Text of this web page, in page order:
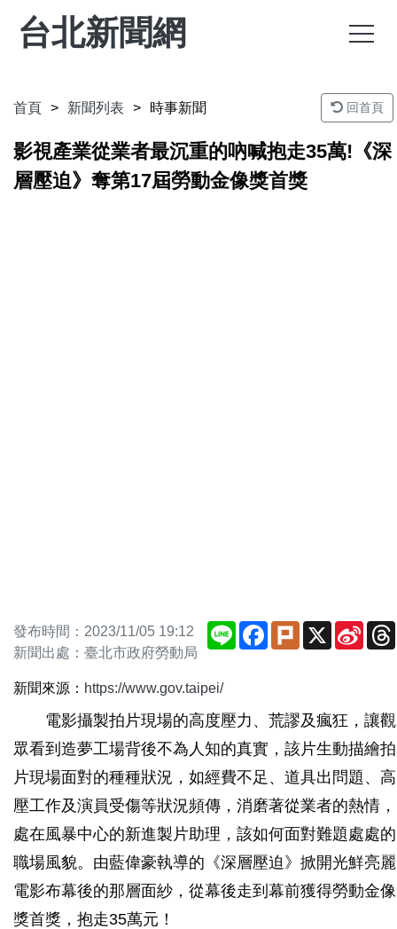
台北新聞網
首頁 新聞列表 時事新聞 回首頁
影視產業從業者最沉重的吶喊抱走35萬!《深
層壓迫》奪第17屆勞動金像獎首獎
發布時間：2023/11/05 19:12
新聞出處：臺北市政府勞動局
Line Facebook
Plurk X
Sina
新聞來源： https://www.gov.taipei/
電影攝製拍片現場的高度壓力、荒謬及瘋狂，讓觀
眾看到造夢工場背後不為人知的真實，該片生動描繪拍
片現場面對的種種狀況，如經費不足、道具出問題、高
壓工作及演員受傷等狀況頻傳，消磨著從業者的熱情，
處在風暴中心的新進製片助理，該如何面對難題處處的
職場風貌。由藍偉豪執導的《深層壓迫》掀開光鮮亮麗
電影布幕後的那層面紗，從幕後走到幕前獲得勞動金像
獎首獎，抱走35萬元！